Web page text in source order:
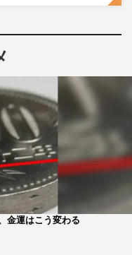
込みを語った。鈴木
スタート。各曜日のパ
、火曜・山下健二郎、
新パーソナリティーと
ィーの詳細は4月2日
ンの朝を変える！ZIP!
ーカル）で発表され
コメントは次ページ
金運はこう変わる